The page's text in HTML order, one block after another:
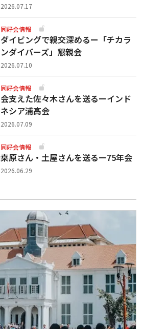
2026.07.17
同好会情報
ダイビングで親交深めるー「チカラ
ンダイバーズ」懇親会
2026.07.10
同好会情報
会支えた佐々木さんを送るーインド
ネシア浦高会
2026.07.09
同好会情報
桒原さん・土屋さんを送るー75年会
2026.06.29